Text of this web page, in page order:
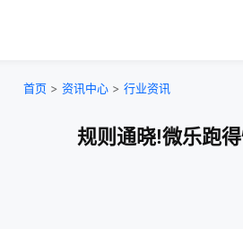
首页 > 资讯中心 > 行业资讯
规则通晓!微乐跑